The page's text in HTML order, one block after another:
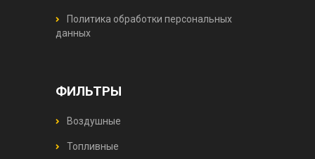
Политика обработки персональных
данных
ФИЛЬТРЫ
Воздушные
Топливные